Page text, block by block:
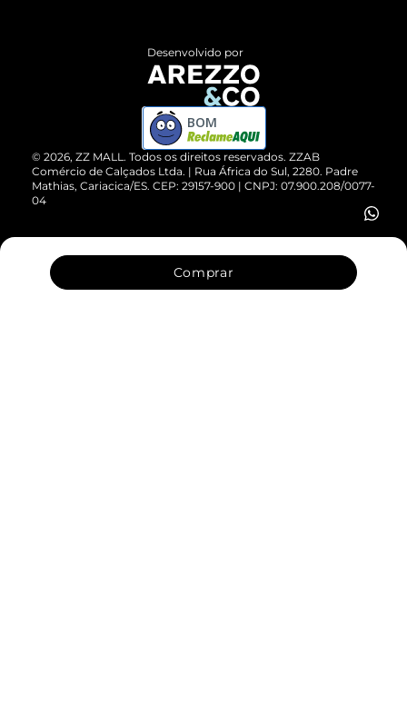
Comprar
ZZ MALL é confiável
Cartão Presente
Vendas Corporativas
Devolução do Produto
Compre pelo WhatsApp
© 2026, ZZ MALL. Todos os direitos reservados. ZZAB
Comércio de Calçados Ltda. | Rua África do Sul, 2280. Padre
Mathias, Cariacica/ES. CEP: 29157-900 | CNPJ: 07.900.208/0077-
04
Desenvolvido por
BOM